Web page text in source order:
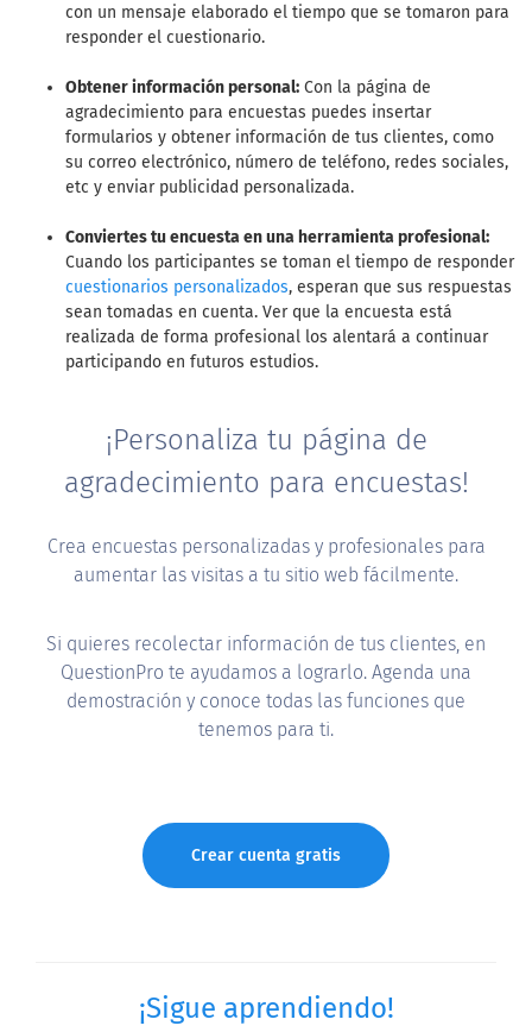
con un mensaje elaborado el tiempo que se tomaron para
responder el cuestionario.
Obtener información personal: Con la página de
agradecimiento para encuestas puedes insertar
formularios y obtener información de tus clientes, como
su correo electrónico, número de teléfono, redes sociales,
etc y enviar publicidad personalizada.
Conviertes tu encuesta en una herramienta profesional:
Cuando los participantes se toman el tiempo de responder
cuestionarios personalizados, esperan que sus respuestas
sean tomadas en cuenta. Ver que la encuesta está
realizada de forma profesional los alentará a continuar
participando en futuros estudios.
¡Personaliza tu página de
agradecimiento para encuestas!
Crea encuestas personalizadas y profesionales para
aumentar las visitas a tu sitio web fácilmente.
Si quieres recolectar información de tus clientes, en
QuestionPro te ayudamos a lograrlo. Agenda una
demostración y conoce todas las funciones que
tenemos para ti.
Crear cuenta gratis
¡Sigue aprendiendo!